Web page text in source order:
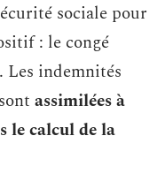
sociale pour
: le congé
Les indemnités
assimilées à
le calcul de la